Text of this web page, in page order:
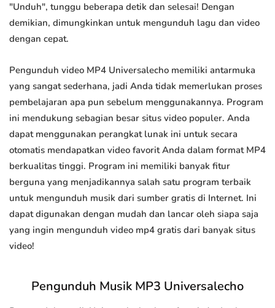
"Unduh", tunggu beberapa detik dan selesai! Dengan
demikian, dimungkinkan untuk mengunduh lagu dan video
dengan cepat.
Pengunduh video MP4 Universalecho memiliki antarmuka
yang sangat sederhana, jadi Anda tidak memerlukan proses
pembelajaran apa pun sebelum menggunakannya. Program
ini mendukung sebagian besar situs video populer. Anda
dapat menggunakan perangkat lunak ini untuk secara
otomatis mendapatkan video favorit Anda dalam format MP4
berkualitas tinggi. Program ini memiliki banyak fitur
berguna yang menjadikannya salah satu program terbaik
untuk mengunduh musik dari sumber gratis di Internet. Ini
dapat digunakan dengan mudah dan lancar oleh siapa saja
yang ingin mengunduh video mp4 gratis dari banyak situs
video!
Pengunduh Musik MP3 Universalecho